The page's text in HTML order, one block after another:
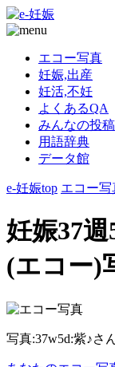
エコー写真
妊娠,出産
妊活,不妊
よくあるQA
みんなの投稿
用語辞典
データ館
e-妊娠top エコー写
妊娠37
(エコー)
写真:37w5d:紫♪さ